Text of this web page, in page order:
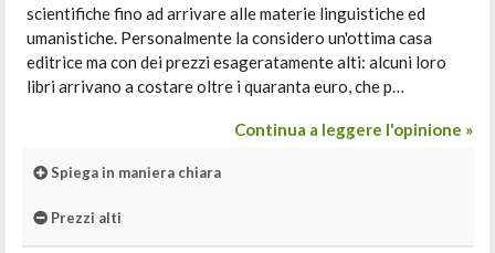
scientifiche fino ad arrivare alle materie linguistiche ed
umanistiche. Personalmente la considero un'ottima casa
editrice ma con dei prezzi esageratamente alti: alcuni loro
libri arrivano a costare oltre i quaranta euro, che p…
Continua a leggere l'opinione »
Spiega in maniera chiara
Prezzi alti